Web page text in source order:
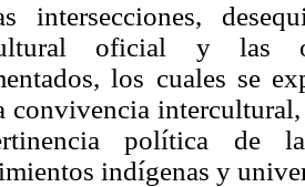
intersecciones,
oficial y las
los cuales se
convivencia
política de
indígenas y